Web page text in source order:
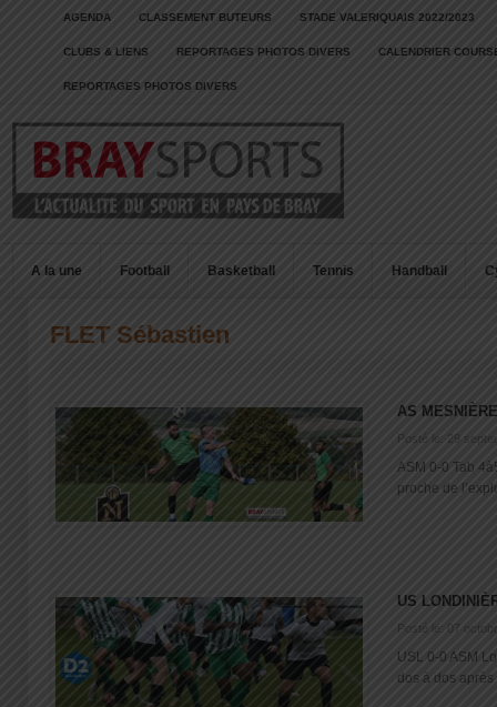
AGENDA CLASSEMENT BUTEURS STADE VALERIQUAIS 2022/2023
CLUBS & LIENS REPORTAGES PHOTOS DIVERS CALENDRIER
REPORTAGES PHOTOS DIVERS
A la une Football Basketball Tennis Handball
FLET Sébastien
AS
Posté le: 29
ASM 0-0 Tab
proche de
US
Posté le: 07
USL 0-0 ASM
dos à dos